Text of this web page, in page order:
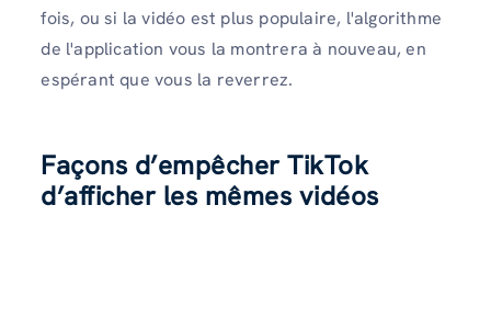
fois, ou si la vidéo est plus populaire, l'algorithme
de l'application vous la montrera à nouveau, en
espérant que vous la reverrez.
Façons d’empêcher TikTok
d’afficher les mêmes vidéos